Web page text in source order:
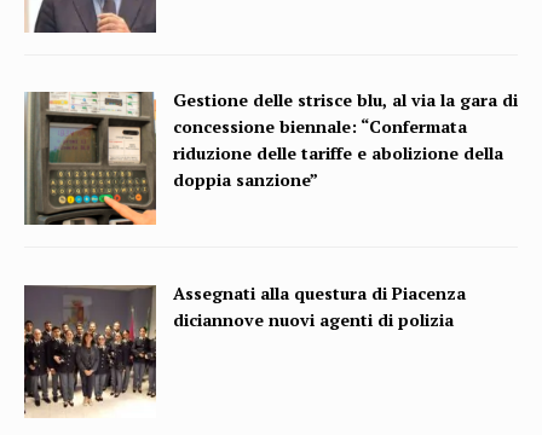
Gestione delle strisce blu, al via la gara di
concessione biennale: “Confermata
riduzione delle tariffe e abolizione della
doppia sanzione”
Assegnati alla questura di Piacenza
diciannove nuovi agenti di polizia